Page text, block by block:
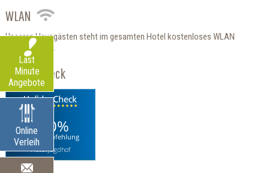
WLAN
Unseren Hausgästen steht im gesamten Hotel kostenloses WLAN
zur Verfügung.
HolidayCheck
100%
Weiterempfehlung
Hotel Jagdhof
Online
Verleih
Last
Minute
Angebote